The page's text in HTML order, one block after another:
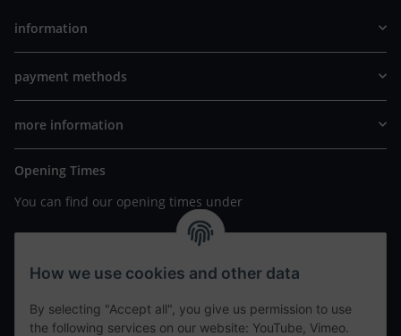
information
payment methods
more information
Opening Times
You can find our opening times under
https://www.wannavapor.de/Filialen
your personal site
contact details
How we use cookies and other data
By selecting "Accept all", you give us permission to use
the following services on our website: YouTube, Vimeo.